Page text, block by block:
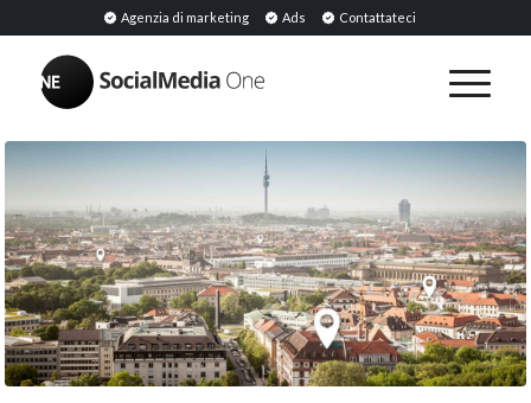
Agenzia di marketing Ads Contattateci